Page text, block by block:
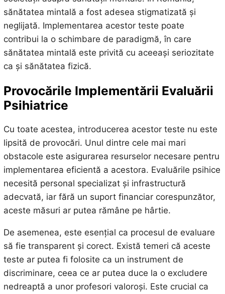
sănătatea mintală a fost adesea stigmatizată și
neglijată. Implementarea acestor teste poate
contribui la o schimbare de paradigmă, în care
sănătatea mintală este privită cu aceeași seriozitate
ca și sănătatea fizică.
Provocările Implementării Evaluării
Psihiatrice
Cu toate acestea, introducerea acestor teste nu este
lipsită de provocări. Unul dintre cele mai mari
obstacole este asigurarea resurselor necesare pentru
implementarea eficientă a acestora. Evaluările psihice
necesită personal specializat și infrastructură
adecvată, iar fără un suport financiar corespunzător,
aceste măsuri ar putea rămâne pe hârtie.
De asemenea, este esențial ca procesul de evaluare
să fie transparent și corect. Există temeri că aceste
teste ar putea fi folosite ca un instrument de
discriminare, ceea ce ar putea duce la o excludere
nedreaptă a unor profesori valoroși. Este crucial ca